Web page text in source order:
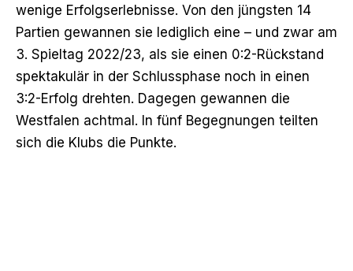
wenige Erfolgserlebnisse. Von den jüngsten 14
Partien gewannen sie lediglich eine – und zwar am
3. Spieltag 2022/23, als sie einen 0:2-Rückstand
spektakulär in der Schlussphase noch in einen
3:2-Erfolg drehten. Dagegen gewannen die
Westfalen achtmal. In fünf Begegnungen teilten
sich die Klubs die Punkte.